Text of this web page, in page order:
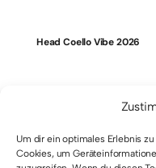
Um dir ein optimales Erlebnis
Cookies, um
Head Coello Vibe 2026